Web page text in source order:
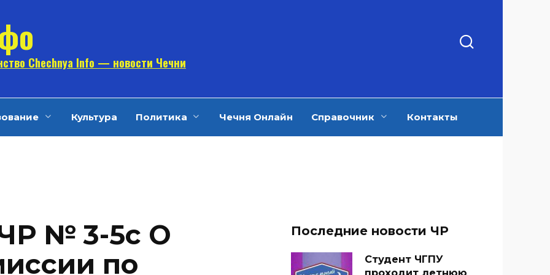
Chechnya Info — новости Чечни
Культура Политика Чечня Онлайн Справочник Контакты
№ 3-5с О
по
Последние новости ЧР
Студент ЧГПУ
проходит летнюю